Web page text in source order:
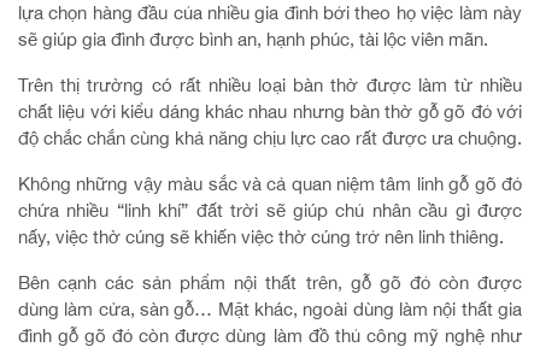
lựa chọn hàng đầu của nhiều gia đình bởi theo họ việc làm này
sẽ giúp gia đình được bình an, hạnh phúc, tài lộc viên mãn.
Trên thị trường có rất nhiều loại bàn thờ được làm từ nhiều
chất liệu với kiểu dáng khác nhau nhưng bàn thờ gỗ gõ đỏ với
độ chắc chắn cùng khả năng chịu lực cao rất được ưa chuộng.
Không những vậy màu sắc và cả quan niệm tâm linh gỗ gõ đỏ
chứa nhiều “linh khí” đất trời sẽ giúp chủ nhân cầu gì được
nấy, việc thờ cúng sẽ khiến việc thờ cúng trở nên linh thiêng.
Bên cạnh các sản phẩm nội thất trên, gỗ gõ đỏ còn được
dùng làm cửa, sàn gỗ… Mặt khác, ngoài dùng làm nội thất gia
đình gỗ gõ đỏ còn được dùng làm đồ thủ công mỹ nghệ như